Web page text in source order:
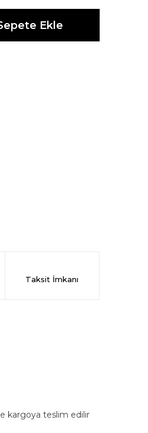
Taksit İmkanı
kargoya teslim edilir